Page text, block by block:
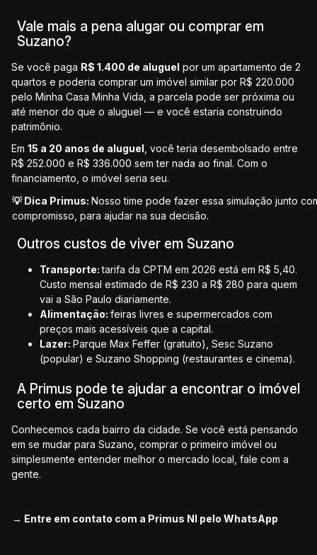
Vale mais a pena alugar ou comprar em
Suzano?
Se você paga R$ 1.400 de aluguel por um apartamento de 2
quartos e poderia comprar um imóvel similar por R$ 220.000
pelo Minha Casa Minha Vida, a parcela pode ser próxima ou
até menor do que o aluguel — e você estaria construindo
patrimônio.
Em 15 a 20 anos de aluguel , você teria desembolsado entre
R$ 252.000 e R$ 336.000 sem ter nada ao final. Com o
financiamento, o imóvel seria seu.
💡 Dica Primus: Nosso time pode fazer essa simulação junto
compromisso, para ajudar na sua decisão.
Outros custos de viver em Suzano
Transporte:tarifa da CPTM em 2026 está em R$ 5,40.
Custo mensal estimado de R$ 230 a R$ 280 para quem
vai a São Paulo diariamente.
Alimentação: feiras livres e supermercados com
preços mais acessíveis que a capital.
Lazer: Parque Max Feffer (gratuito), Sesc Suzano
(popular) e Suzano Shopping (restaurantes e cinema).
A Primus pode te ajudar a encontrar o imóvel
certo em Suzano
Conhecemos cada bairro da cidade. Se você está pensando
em se mudar para Suzano, comprar o primeiro imóvel ou
simplesmente entender melhor o mercado local, fale com a
gente.
→ Entre em contato com a Primus NI pelo WhatsApp